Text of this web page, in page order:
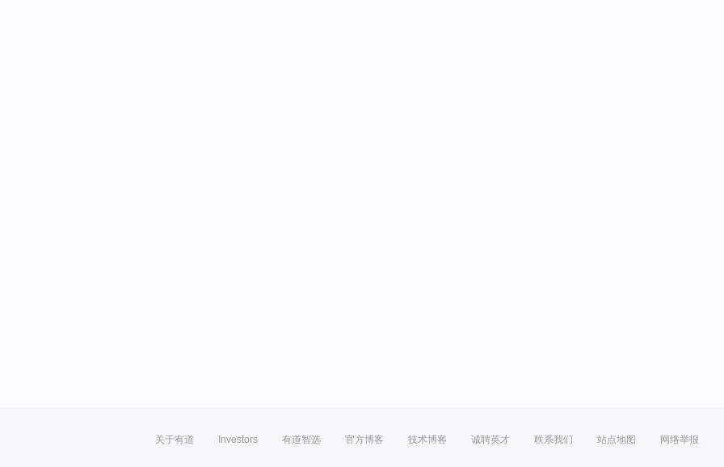
关于有道 Investors 有道智选 官方博客 技术博客 诚聘英才 联系我们 站点地图 网络举报